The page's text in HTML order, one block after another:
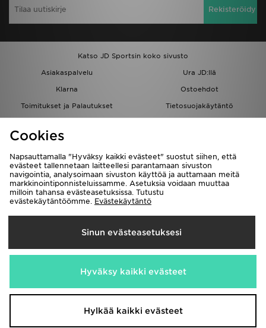
Rekisteröidy
Katso JD Sportsin koko sivusto
Asiakaspalvelu
Ura JD:llä
Klarna
Ostoehdot
Toimitukset ja Palautukset
Tietosuojakäytäntö
Löydä myymälä
Kumppanuusohjelma
JD Blog
Toimitetaan
Suomi
Me hyväksymme seuraavat maksutavat
Vieraile yrityksemme sivullawww.jdplc.com
Cookies
Napsauttamalla "Hyväksy kaikki evästeet" suostut siihen, että
evästeet tallennetaan laitteellesi parantamaan sivuston
navigointia, analysoimaan sivuston käyttöä ja auttamaan meitä
markkinointiponnisteluissamme. Asetuksia voidaan muuttaa
milloin tahansa evästeasetuksissa. Tutustu
evästekäytäntöömme. Evästekäytäntö
Sinun evästeasetuksesi
Hyväksy kaikki evästeet
Hylkää kaikki evästeet